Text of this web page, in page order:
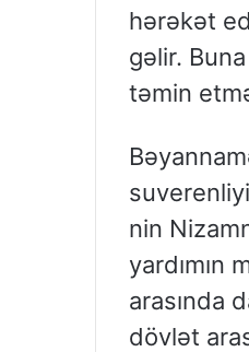
hərəkət
gəlir.
təmin
nin
yardımın
arasında
dövlət